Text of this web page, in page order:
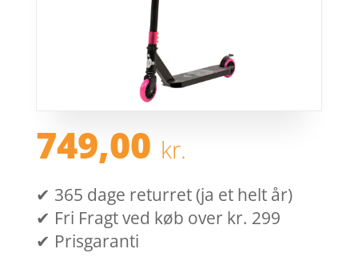
749,00 kr.
✔ 365 dage returret (ja et helt år)
✔ Fri Fragt ved køb over kr. 299
✔ Prisgaranti